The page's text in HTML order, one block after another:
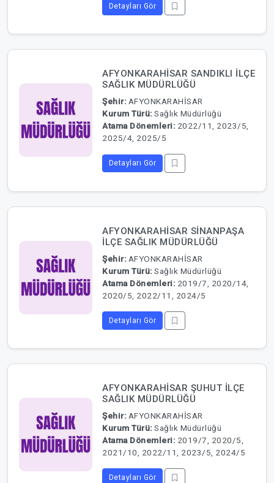
Detayları Gör
AFYONKARAHİSAR SANDIKLI İLÇE
SAĞLIK MÜDÜRLÜĞÜ
Şehir: AFYONKARAHİSAR
Kurum Türü: Sağlık Müdürlüğü
Atama Dönemleri: 2022/11, 2023/5,
2025/4, 2025/5
Detayları Gör
AFYONKARAHİSAR SİNANPAŞA
İLÇE SAĞLIK MÜDÜRLÜĞÜ
Şehir: AFYONKARAHİSAR
Kurum Türü: Sağlık Müdürlüğü
Atama Dönemleri: 2019/7, 2020/14,
2020/5, 2022/11, 2024/5
Detayları Gör
AFYONKARAHİSAR ŞUHUT İLÇE
SAĞLIK MÜDÜRLÜĞÜ
Şehir: AFYONKARAHİSAR
Kurum Türü: Sağlık Müdürlüğü
Atama Dönemleri: 2019/7, 2020/5,
2021/10, 2022/11, 2023/5, 2024/5
Detayları Gör